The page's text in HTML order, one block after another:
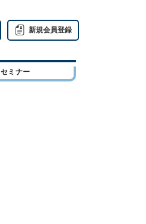
新規会員登録
セミナー